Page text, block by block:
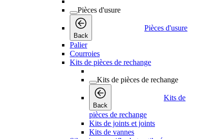
Pièces d'usure
Back
Pièces d'usure
Palier
Courroies
Kits de pièces de rechange
Kits de pièces de rechange
Back
Kits de
pièces de rechange
Kits de joints et joints
Kits de vannes